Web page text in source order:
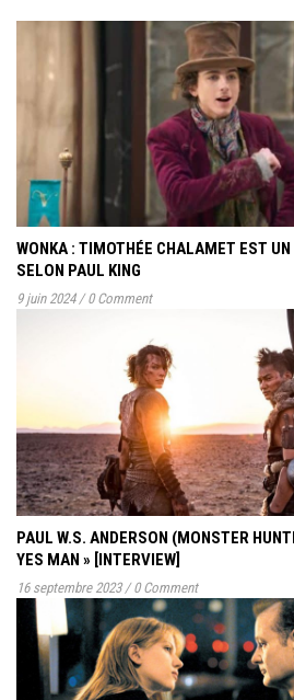
WONKA : TIMOTHÉE CHALAMET EST
SELON PAUL KING
9 juin 2024 / 0 Comment
PAUL W.S. ANDERSON (MONSTER
YES MAN » [INTERVIEW]
16 septembre 2023 / 0 Comment